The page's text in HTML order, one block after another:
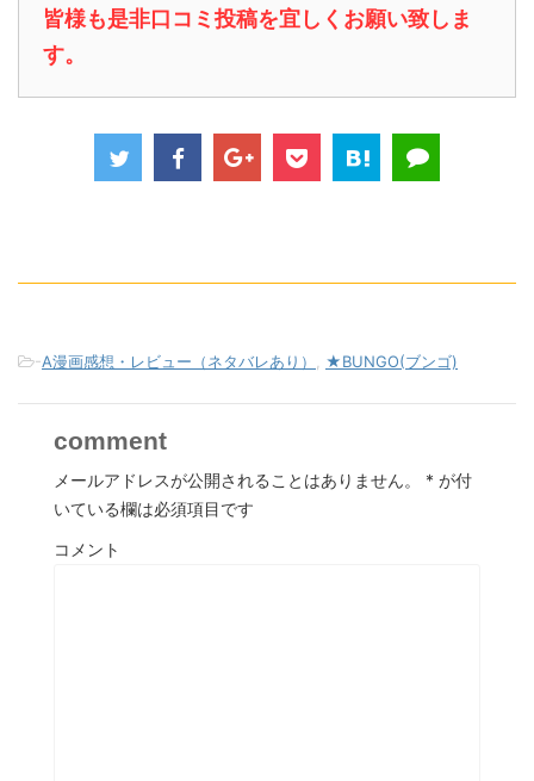
皆様も是非口コミ投稿を宜しくお願い致しま
す。
-A漫画感想・レビュー（ネタバレあり） ★BUNGO(ブンゴ)
comment
メールアドレスが公開されることはありません。 * が付
いている欄は必須項目です
コメント